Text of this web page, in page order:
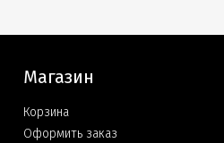
Магазин
Корзина
Оформить заказ